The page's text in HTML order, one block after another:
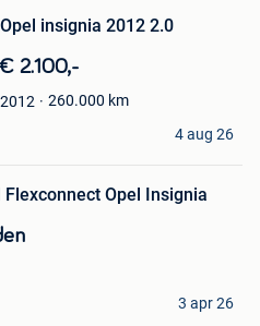
Opel insignia 2012 2.0
€ 2.100,-
2012 260.000 km
4 aug 26
Flexconnect Opel Insignia
3 apr 26